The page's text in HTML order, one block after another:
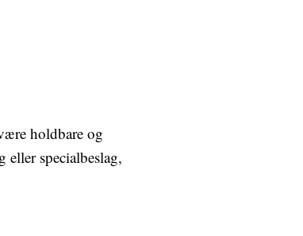
holdbare og
eller specialbeslag,